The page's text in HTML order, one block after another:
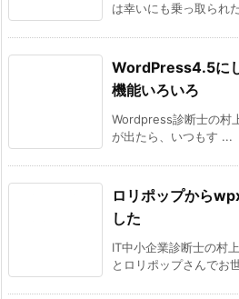
は幸いにも乗っ取られ
WordPress4.5に
機能いろいろ
Wordpress診断士の村
が出たら、いつもす ...
ロリポップから
した
IT中小企業診断士の村
とロリポップさんでお